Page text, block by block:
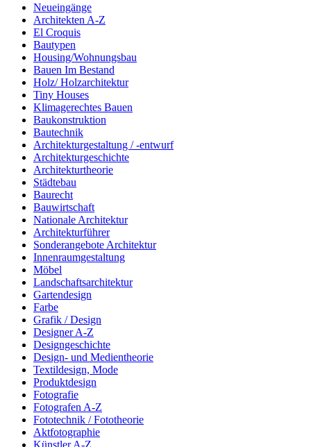
Neueingänge
Architekten A-Z
El Croquis
Bautypen
Housing/Wohnungsbau
Bauen Im Bestand
Holz/ Holzarchitektur
Tiny Houses
Klimagerechtes Bauen
Baukonstruktion
Bautechnik
Architekturgestaltung / -entwurf
Architekturgeschichte
Architekturtheorie
Städtebau
Baurecht
Bauwirtschaft
Nationale Architektur
Architekturführer
Sonderangebote Architektur
Innenraumgestaltung
Möbel
Landschaftsarchitektur
Gartendesign
Farbe
Grafik / Design
Designer A-Z
Designgeschichte
Design- und Medientheorie
Textildesign, Mode
Produktdesign
Fotografie
Fotografen A-Z
Fototechnik / Fototheorie
Aktfotographie
Künstler A-Z